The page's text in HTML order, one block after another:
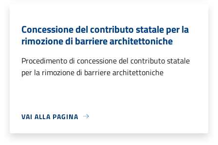
Concessione del contributo statale per la
rimozione di barriere architettoniche
Procedimento di concessione del contributo statale
per la rimozione di barriere architettoniche
VAI ALLA PAGINA